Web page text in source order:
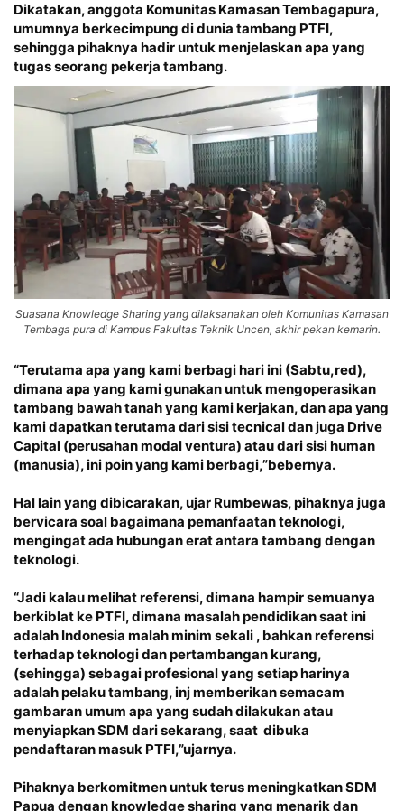
Dikatakan, anggota Komunitas Kamasan Tembagapura,
umumnya berkecimpung di dunia tambang PTFI,
sehingga pihaknya hadir untuk menjelaskan apa yang
tugas seorang pekerja tambang.
Suasana Knowledge Sharing yang dilaksanakan oleh Komunitas Kamasan
Tembaga pura di Kampus Fakultas Teknik Uncen, akhir pekan kemarin.
“Terutama apa yang kami berbagi hari ini (Sabtu,red),
dimana apa yang kami gunakan untuk mengoperasikan
tambang bawah tanah yang kami kerjakan, dan apa yang
kami dapatkan terutama dari sisi tecnical dan juga Drive
Capital (perusahan modal ventura) atau dari sisi human
(manusia), ini poin yang kami berbagi,”bebernya.
Hal lain yang dibicarakan, ujar Rumbewas, pihaknya juga
bervicara soal bagaimana pemanfaatan teknologi,
mengingat ada hubungan erat antara tambang dengan
teknologi.
“Jadi kalau melihat referensi, dimana hampir semuanya
berkiblat ke PTFI, dimana masalah pendidikan saat ini
adalah Indonesia malah minim sekali , bahkan referensi
terhadap teknologi dan pertambangan kurang,
(sehingga) sebagai profesional yang setiap harinya
adalah pelaku tambang, inj memberikan semacam
gambaran umum apa yang sudah dilakukan atau
menyiapkan SDM dari sekarang, saat dibuka
pendaftaran masuk PTFI,”ujarnya.
Pihaknya berkomitmen untuk terus meningkatkan SDM
Papua dengan knowledge sharing yang menarik dan